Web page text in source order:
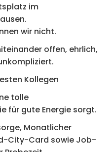
im
wir nicht.
offen, ehrlich,
Kollegen
tolle
für gute Energie sorgt.
Monatlicher
City-Card sowie Job-